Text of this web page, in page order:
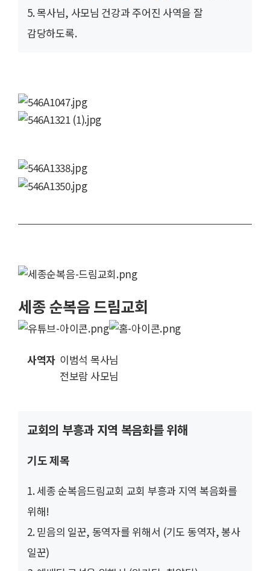
5. 목사님, 사모님 건강과 주어진 사역을 잘
감당하도록.
세종 순복음 드림교회
사역자 이범석 목사님
전보람 사모님
교회의 부흥과 지역 복음화를 위해
기도 제목
1. 세종 순복음드림교회 교회 부흥과 지역 복음화를
위해!
2. 믿음의 일꾼, 동역자를 위해서 (기도 동역자, 봉사
일꾼)